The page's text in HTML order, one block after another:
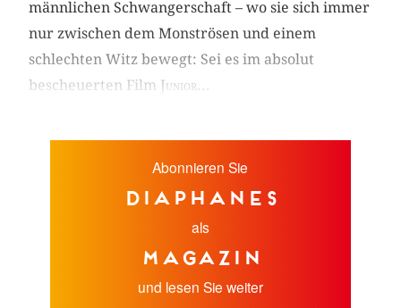
männlichen Schwangerschaft – wo sie sich immer
nur zwischen dem Monströsen und einem
schlechten Witz bewegt: Sei es im absolut
bescheuerten Film Junior...
Abonnieren Sie
diaphanes
als
Magazin
und lesen Sie weiter